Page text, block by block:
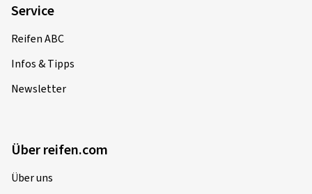
Service
Reifen ABC
Infos & Tipps
Newsletter
Über reifen.com
Über uns